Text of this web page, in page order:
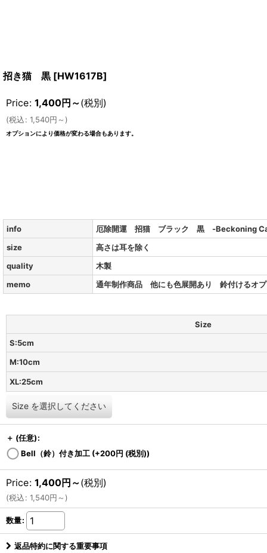
招き猫 黒 [HW1617B]
Price: 1,400円 ～(税別)
(税込: 1,540円 ～ )
オプションにより価格が変わる場合もあります。
info
厄除開運 招猫 ブラック 黒 -Beckoning
size
高さは耳を除く
quality
木製
memo
通年制作商品 他にも色展開あり 鈴付けるオプ
Size
S:5cm
M:10cm
XL:25cm
Size を選択してください
＋ (任意):
Bell（鈴）付き加工 (+200円 (税別))
Price: 1,400円 ～(税別)
(税込: 1,540円 ～ )
数量:
返品特約に関する重要事項